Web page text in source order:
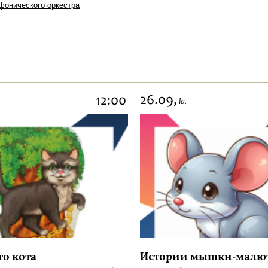
оркестра
12:00
кота
26.09, la.
Истории мышки-